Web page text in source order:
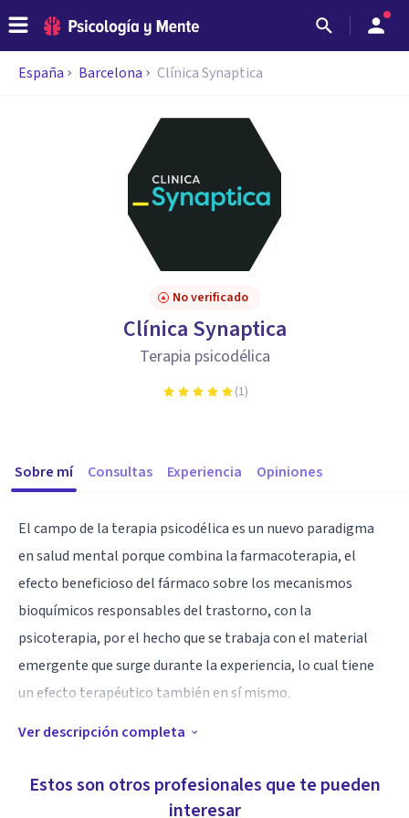
España Barcelona Clínica Synaptica
No verificado
Clínica Synaptica
Terapia psicodélica
(1)
Sobre mí Consultas Experiencia Opiniones
El campo de la terapia psicodélica es un nuevo paradigma
en salud mental porque combina la farmacoterapia, el
efecto beneficioso del fármaco sobre los mecanismos
bioquímicos responsables del trastorno, con la
psicoterapia, por el hecho que se trabaja con el material
emergente que surge durante la experiencia, lo cual tiene
un efecto terapéutico también en sí mismo.
tratamiento de la depresión y de las ideas suicidas se
conocen desde hace más de veinte años, pero hoy en día
Ver descripción completa
Estos son otros profesionales que te pueden
interesar